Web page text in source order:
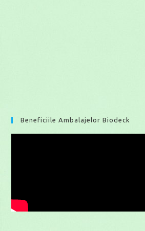
Beneficiile Ambalajelor Biodeck